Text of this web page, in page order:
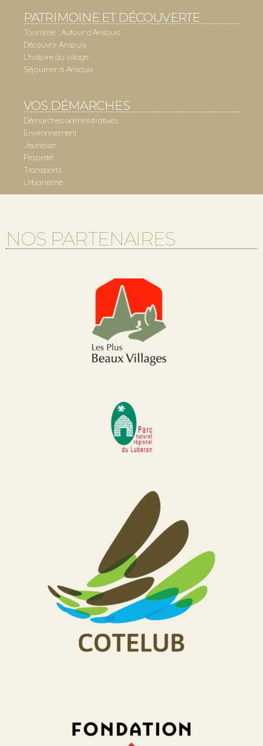
PATRIMOINE ET DÉCOUVERTE
Tourisme : Autour d’Ansouis
Découvrir Ansouis
L’histoire du village
Séjourner à Ansouis
VOS DÉMARCHES
Démarches administratives
Environnement
Jeunesse
Propreté
Transports
Urbanisme
NOS PARTENAIRES